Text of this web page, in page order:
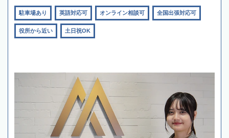
駐車場あり 英語対応可 オンライン相談可 全国出張対応可
役所から近い 土日祝OK